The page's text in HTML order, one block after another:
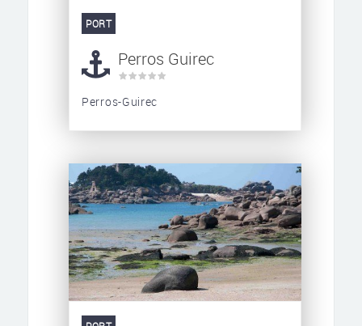
PORT
Perros Guirec
Perros-Guirec